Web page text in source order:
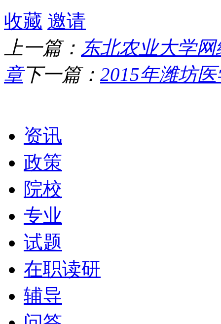
收藏 邀请
上一篇： 东北农业大学
章下一篇： 2015年潍坊
资讯
政策
院校
专业
试题
在职读研
辅导